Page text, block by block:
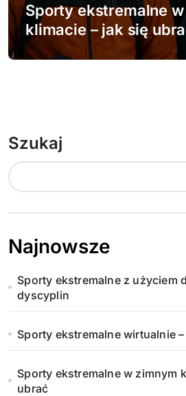
Sporty ekstremalne
klimacie – jak się
Szukaj
Najnowsze
Sporty ekstremalne z użyciem
dyscyplin
Sporty ekstremalne wirtualnie
Sporty ekstremalne w zimnym
ubrać